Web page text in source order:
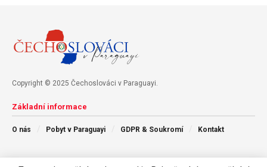
Copyright © 2025 Čechoslováci v Paraguayi.
Základní informace
O nás Pobyt v Paraguayi GDPR & Soukromí Kontakt
Následujte nás